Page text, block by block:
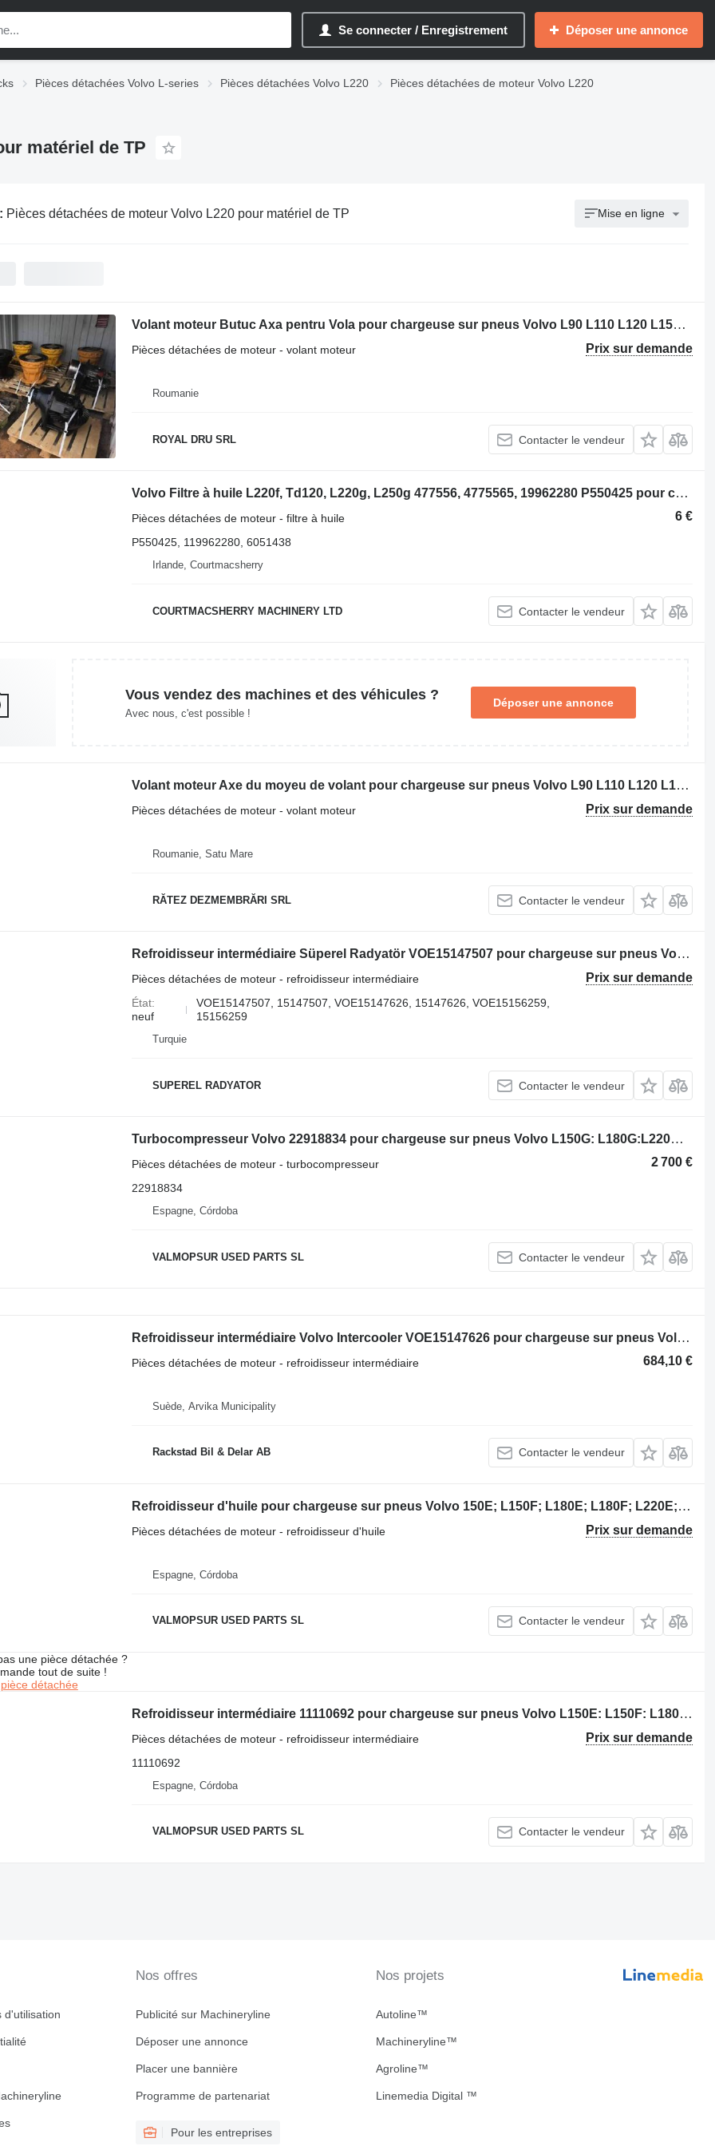
Se connecter / Enregistrement Déposer une annonce
Pièces détachées Volvo L-series Pièces détachées Volvo L220
Pièces détachées de moteur Volvo L220
matériel de TP
Pièces détachées de moteur Volvo L220 pour matériel de TP Mise en ligne
Volant moteur Butuc Axa pentru Vola pour chargeuse sur pneus Volvo L90 L110 L120 L150 L180 L220
Prix sur demande
Pièces détachées de moteur - volant moteur
Roumanie
ROYAL DRU SRL Contacter le vendeur
Volvo Filtre à huile L220f, Td120, L220g, L250g 477556, 4775565, 19962280 P550425 pour chargeuse sur pneus Volvo L220f, Td120, L220g, L250g
6 €
Pièces détachées de moteur - filtre à huile
P550425, 119962280, 6051438
Irlande, Courtmacsherry
COURTMACSHERRY MACHINERY LTD Contacter le vendeur
Vous vendez des machines et des véhicules ?
Avec nous, c'est possible !
Déposer une annonce
Volant moteur Axe du moyeu de volant pour chargeuse sur pneus Volvo L90 L110 L120 L150 L180 L220
Prix sur demande
Pièces détachées de moteur - volant moteur
Roumanie, Satu Mare
RĂTEZ DEZMEMBRĂRI SRL Contacter le vendeur
Refroidisseur intermédiaire Süperel Radyatör VOE15147507 pour chargeuse sur pneus Volvo L150G, L180G, L220G
Prix sur demande
Pièces détachées de moteur - refroidisseur intermédiaire
État
neuf
VOE15147507, 15147507, VOE15147626, 15147626, VOE15156259,
15156259
Turquie
SUPEREL RADYATOR Contacter le vendeur
Turbocompresseur Volvo 22918834 pour chargeuse sur pneus Volvo L150G: L180G:L220G: L250G: EC380D: EC480D
2 700 €
Pièces détachées de moteur - turbocompresseur
22918834
Espagne, Córdoba
VALMOPSUR USED PARTS SL Contacter le vendeur
Refroidisseur intermédiaire Volvo Intercooler VOE15147626 pour chargeuse sur pneus Volvo L220G
684,10 €
Pièces détachées de moteur - refroidisseur intermédiaire
Suède, Arvika Municipality
Rackstad Bil & Delar AB Contacter le vendeur
Refroidisseur d'huile pour chargeuse sur pneus Volvo 150E; L150F; L180E; L180F; L220E; L220F
Prix sur demande
Pièces détachées de moteur - refroidisseur d'huile
Espagne, Córdoba
VALMOPSUR USED PARTS SL Contacter le vendeur
une pièce détachée ?
tout de suite !
détachée
Refroidisseur intermédiaire 11110692 pour chargeuse sur pneus Volvo L150E: L150F: L180E: L180F: L220E: L220F
Prix sur demande
Pièces détachées de moteur - refroidisseur intermédiaire
11110692
Espagne, Córdoba
VALMOPSUR USED PARTS SL Contacter le vendeur
d'utilisation
Nos offres
Publicité sur Machineryline
Déposer une annonce
Placer une bannière
Programme de partenariat
Pour les entreprises
Nos projets
Autoline™
Machineryline™
Agroline™
Linemedia Digital ™